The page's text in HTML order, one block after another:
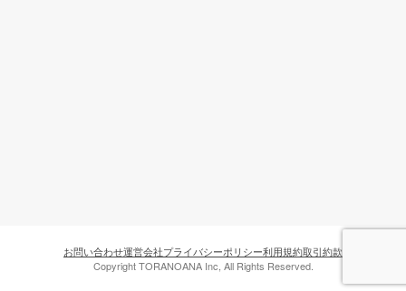
お問い合わせ運営会社プライバシーポリシー利用規約取引約款
Copyright TORANOANA Inc, All Rights Reserved.